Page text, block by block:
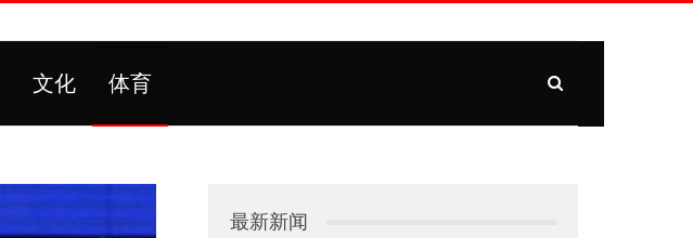
文化 体育
最新新闻